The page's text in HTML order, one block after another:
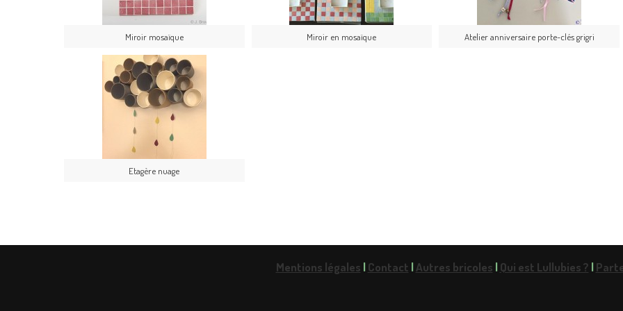
Miroir mosaïque Miroir en mosaïque Atelier anniversaire porte-clés grigri
Etagère nuage
Mentions légales |Contact |Autres bricoles |Qui est Lullubies ? |